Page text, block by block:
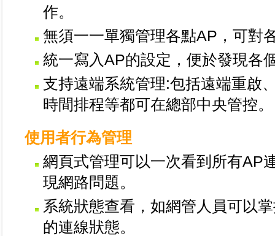
作。
無須一一單獨管理各點AP，可對
統一寫入AP的設定，便於發現各
支持遠端系統管理:包括遠端重啟
時間排程等都可在總部中央管控。
使用者行為管理
網頁式管理可以一次看到所有AP
現網路問題。
系統狀態查看，如網管人員可以
的連線狀態。